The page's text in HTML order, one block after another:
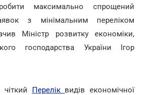
максимально спрощений
з мінімальним переліком
Міністр розвитку економіки,
господарства України Ігор
Перелік видів економічної